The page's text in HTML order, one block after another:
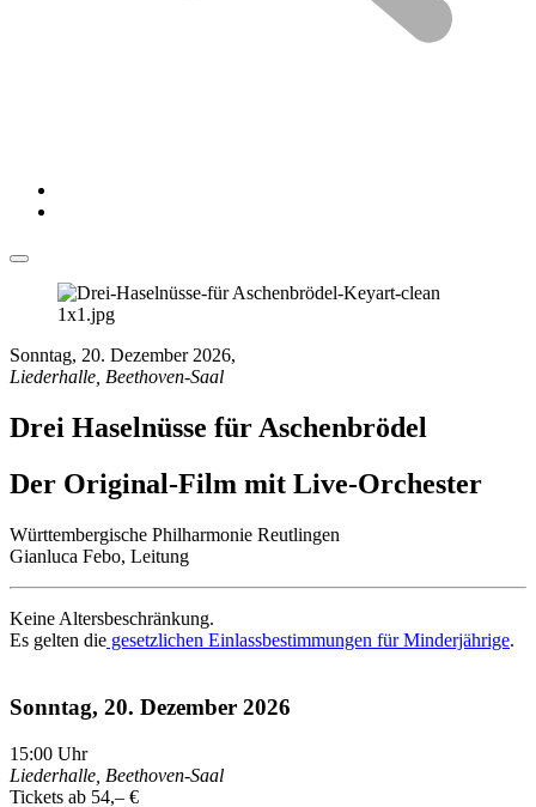
Sonntag, 20. Dezember 2026,
Liederhalle, Beethoven-Saal
Drei Haselnüsse für Aschenbrödel
Der Original-Film mit Live-Orchester
Württembergische Philharmonie Reutlingen
Gianluca Febo, Leitung
Keine Altersbeschränkung.
Es gelten die gesetzlichen Einlassbestimmungen für Minderjährige.
Sonntag, 20. Dezember 2026
15:00 Uhr
Liederhalle, Beethoven-Saal
Tickets ab 54,– €